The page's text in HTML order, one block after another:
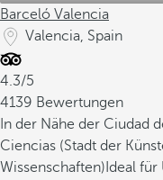
Barceló Valencia
Valencia, Spain
4.3/5
4139 Bewertungen
In der Nähe der Ciudad
Ciencias (Stadt der
Wissenschaften) Ideal